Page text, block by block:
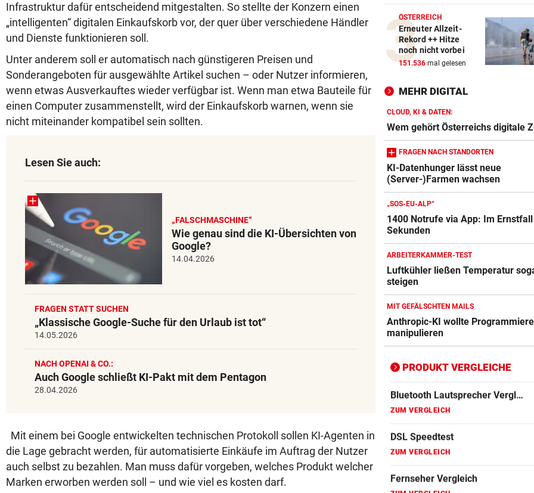
Infrastruktur dafür entscheidend mitgestalten. So stellte der Konzern einen
„intelligenten“ digitalen Einkaufskorb vor, der quer über verschiedene Händler
und Dienste funktionieren soll.
Unter anderem soll er automatisch nach günstigeren Preisen und
Sonderangeboten für ausgewählte Artikel suchen – oder Nutzer informieren,
wenn etwas Ausverkauftes wieder verfügbar ist. Wenn man etwa Bauteile für
einen Computer zusammenstellt, wird der Einkaufskorb warnen, wenn sie
nicht miteinander kompatibel sein sollten.
Lesen Sie auch:
„FALSCHMASCHINE“
Wie genau sind die KI-Übersichten von
Google?
14.04.2026
FRAGEN STATT SUCHEN
„Klassische Google-Suche für den Urlaub ist tot“
14.05.2026
NACH OPENAI & CO.:
Auch Google schließt KI-Pakt mit dem Pentagon
28.04.2026
Mit einem bei Google entwickelten technischen Protokoll sollen KI-Agenten in
die Lage gebracht werden, für automatisierte Einkäufe im Auftrag der Nutzer
auch selbst zu bezahlen. Man muss dafür vorgeben, welches Produkt welcher
Marken erworben werden soll – und wie viel es kosten darf.
WIEDERHOLUNGSTÄTER vor
Nach Eklat: Sperre gegen
Eto‘o aufgehoben
REGEN IM ANMARSCH vor
Rekord-Hitze umstellt
ÖSTERREICH
Erneuter Allzeit-
Rekord ++ Hitze
noch nicht vorbei
151.536 mal gelesen
MEHR DIGITAL
CLOUD, KI & DATEN:
Wem gehört Österreichs digitale
FRAGEN NACH STANDORTEN
KI-Datenhunger lässt neue
(Server-)Farmen wachsen
„SOS-EU-ALP“
1400 Notrufe via App: Im
Sekunden
ARBEITERKAMMER-TEST
Luftkühler ließen Temperatur
steigen
MIT GEFÄLSCHTEN MAILS
Anthropic-KI wollte
manipulieren
PRODUKT VERGLEICHE
Amazon-Kindle Vergleich
ZUM VERGLEICH
Apple-iPad Vergleich
ZUM VERGLEICH
ZUM VERGLEICH
Apple Macbook Vergleich
ZUM VERGLEICH
Bluetooth Lautsprecher Vergleich
ZUM VERGLEICH
ZUM VERGLEICH
Fritz Repeater Vergleich